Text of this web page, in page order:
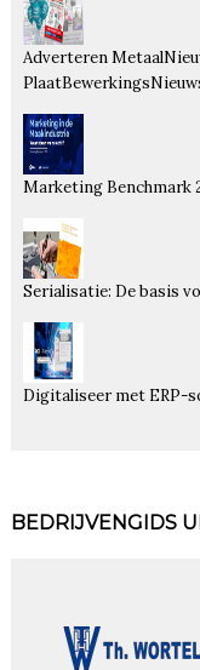
Adverteren
Marketing Benchmark
Serialisatie: De basis
Digitaliseer met ERP-
BEDRIJVENGIDS